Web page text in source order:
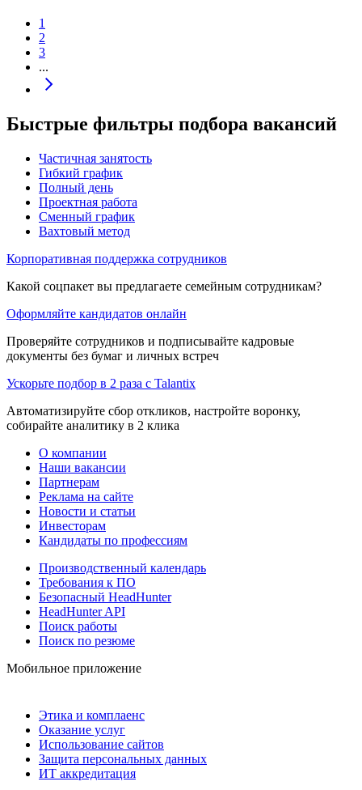
1
2
3
...
Быстрые фильтры подбора вакансий
Частичная занятость
Гибкий график
Полный день
Проектная работа
Сменный график
Вахтовый метод
Корпоративная поддержка сотрудников
Какой соцпакет вы предлагаете семейным сотрудникам?
Оформляйте кандидатов онлайн
Проверяйте сотрудников и подписывайте кадровые
документы без бумаг и личных встреч
Ускорьте подбор в 2 раза с Talantix
Автоматизируйте сбор откликов, настройте воронку,
собирайте аналитику в 2 клика
О компании
Наши вакансии
Партнерам
Реклама на сайте
Новости и статьи
Инвесторам
Кандидаты по профессиям
Производственный календарь
Требования к ПО
Безопасный HeadHunter
HeadHunter API
Поиск работы
Поиск по резюме
Мобильное приложение
Этика и комплаенс
Оказание услуг
Использование сайтов
Защита персональных данных
ИТ аккредитация